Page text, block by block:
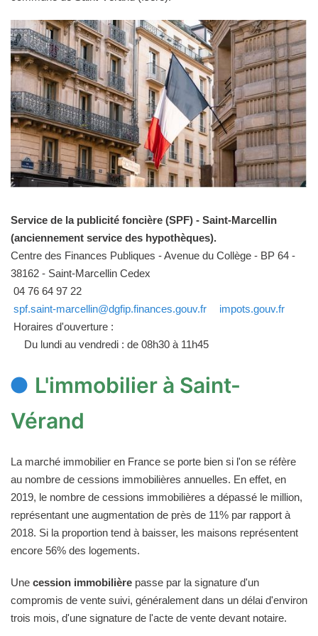
Service de la publicité foncière (SPF) - Saint-Marcellin
(anciennement service des hypothèques).
Centre des Finances Publiques - Avenue du Collège - BP 64 -
38162 - Saint-Marcellin Cedex
04 76 64 97 22
spf.saint-marcellin@dgfip.finances.gouv.fr
impots.gouv.fr
Horaires d'ouverture :
Du lundi au vendredi : de 08h30 à 11h45
L'immobilier à Saint-
Vérand
La marché immobilier en France se porte bien si l'on se réfère
au nombre de cessions immobilières annuelles. En effet, en
2019, le nombre de cessions immobilières a dépassé le million,
représentant une augmentation de près de 11% par rapport à
2018. Si la proportion tend à baisser, les maisons représentent
encore 56% des logements.
Une cession immobilière passe par la signature d'un
compromis de vente suivi, généralement dans un délai d'environ
trois mois, d'une signature de l'acte de vente devant notaire.